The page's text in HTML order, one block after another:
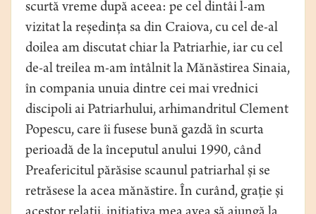
scurtă vreme după aceea: pe cel dintâi l-am
vizitat la reședința sa din Craiova, cu cel de-al
doilea am discutat chiar la Patriarhie, iar cu cel
de-al treilea m-am întâlnit la Mănăstirea Sinaia,
în compania unuia dintre cei mai vrednici
discipoli ai Patriarhului, arhimandritul Clement
Popescu, care îi fusese bună gazdă în scurta
perioadă de la începutul anului 1990, când
Preafericitul părăsise scaunul patriarhal și se
retrăsese la acea mănăstire. În curând, grație și